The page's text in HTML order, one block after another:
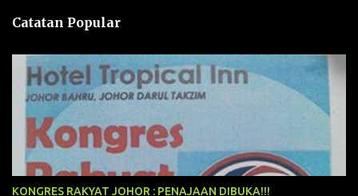
n
Catatan Popular
KONGRES RAKYAT JOHOR : PENAJAAN DIBUKA!!!